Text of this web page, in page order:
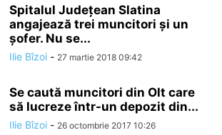
Spitalul Județean Slatina
angajează trei muncitori și un
șofer. Nu se...
Ilie Bîzoi - 27 martie 2018 09:42
Se caută muncitori din Olt care
să lucreze într-un depozit din...
Ilie Bîzoi - 26 octombrie 2017 10:26